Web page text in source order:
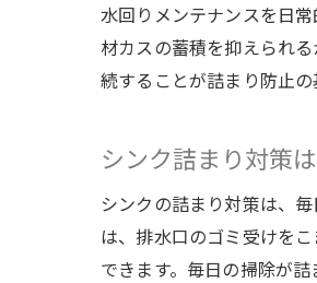
水回りメンテナンスを日
材カスの蓄積を抑えられ
続することが詰まり防止の
シンク詰まり対策
シンクの詰まり対策は、
は、排水口のゴミ受けを
できます。毎日の掃除が詰